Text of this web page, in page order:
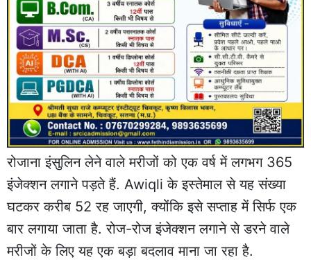
रोजाना इंसुलिन लेने वाले मरीजों को एक वर्ष में लगभग 365
इंजेक्शन लगाने पड़ते हैं. Awiqli के इस्तेमाल से यह संख्या
घटकर करीब 52 रह जाएगी, क्योंकि इसे सप्ताह में सिर्फ एक
बार लगाया जाता है. रोज-रोज इंजेक्शन लगाने से डरने वाले
मरीजों के लिए यह एक बड़ा बदलाव माना जा रहा है.